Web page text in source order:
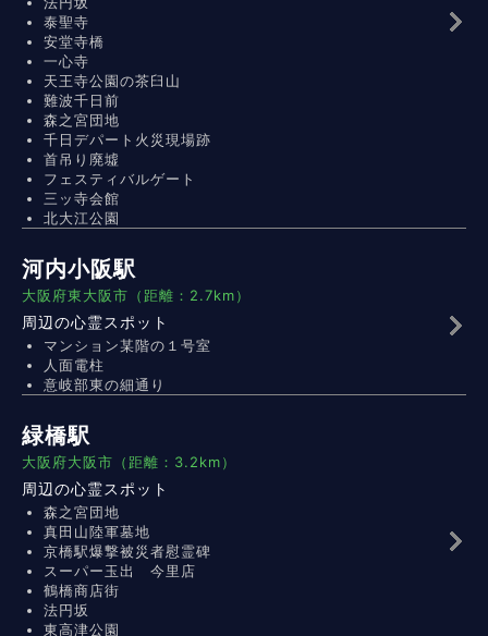
泰聖寺
安堂寺橋
一心寺
天王寺公園の茶臼山
難波千日前
森之宮団地
千日デパート火災現場跡
首吊り廃墟
フェスティバルゲート
三ッ寺会館
北大江公園
河内小阪駅
大阪府東大阪市（距離：2.7km）
周辺の心霊スポット
マンション某階の１号室
人面電柱
意岐部東の細通り
緑橋駅
大阪府大阪市（距離：3.2km）
周辺の心霊スポット
森之宮団地
真田山陸軍墓地
京橋駅爆撃被災者慰霊碑
スーパー玉出 今里店
鶴橋商店街
法円坂
東高津公園